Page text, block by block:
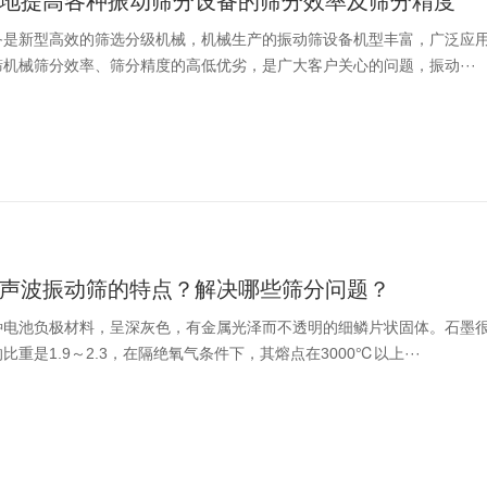
新型高效的筛选分级机械，机械生产的振动筛设备机型丰富，广泛应
械筛分效率、筛分精度的高低优劣，是广大客户关心的问题，振动···
波振动筛的特点？解决哪些筛分问题？
池负极材料，呈深灰色，有金属光泽而不透明的细鳞片状固体。石墨
重是1.9～2.3，在隔绝氧气条件下，其熔点在3000℃以上···